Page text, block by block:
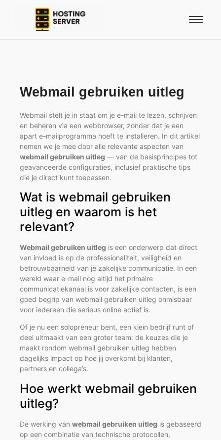
Webmail gebruiken uitleg
Webmail stelt je in staat om je e-mail te lezen, schrijven
en beheren via een webbrowser, zonder dat je een
apart e-mailprogramma hoeft te installeren. In dit artikel
nemen we je mee door alle relevante aspecten van
webmail gebruiken uitleg — van de basisprincipes tot
geavanceerde configuraties, inclusief praktische tips
die je direct kunt toepassen.
Wat is webmail gebruiken
uitleg en waarom is het
relevant?
Webmail gebruiken uitleg is een onderwerp dat direct
van invloed is op de professionaliteit, veiligheid en
betrouwbaarheid van je zakelijke communicatie. In een
wereld waar e-mail nog altijd het primaire
communicatiekanaal is voor zakelijke contacten, is een
goed begrip van webmail gebruiken uitleg onmisbaar
voor iedereen die serieus online actief is.
Of je nu een solopreneur bent, een klein bedrijf runt of
deel uitmaakt van een groter team: de keuzes die je
maakt rondom webmail gebruiken uitleg hebben
dagelijks impact op hoe jij overkomt bij klanten,
partners en collega’s.
Hoe werkt webmail gebruiken
uitleg?
De werking van webmail gebruiken uitleg is gebaseerd
op een combinatie van technische protocollen,